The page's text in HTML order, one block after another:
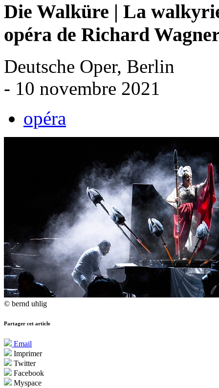
Die Walküre | La
opéra de Richard
Deutsche Oper, Berlin
- 10 novembre 2021
opéra
© bernd uhlig
Partager cet article
Email
Imprimer
Twitter
Facebook
Myspace